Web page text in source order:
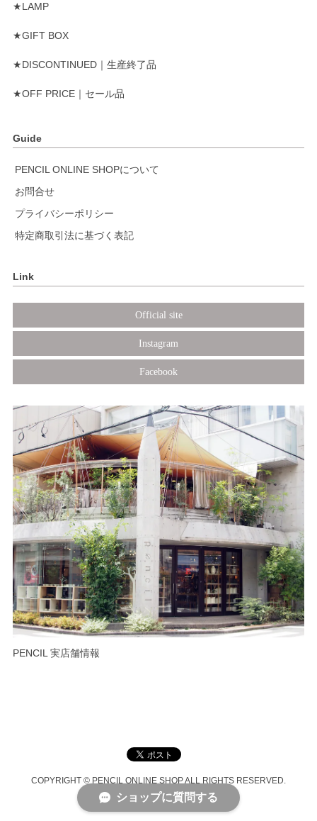
★LAMP
★GIFT BOX
★DISCONTINUED｜生産終了品
★OFF PRICE｜セール品
Guide
PENCIL ONLINE SHOPについて
お問合せ
プライバシーポリシー
特定商取引法に基づく表記
Link
Official site
Instagram
Facebook
PENCIL 実店舗情報
COPYRIGHT © PENCIL ONLINE SHOP ALL RIGHTS RESERVED.
ショップに質問する